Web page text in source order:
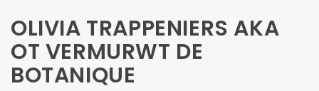
OLIVIA TRAPPENIERS AKA
OT VERMURWT DE
BOTANIQUE